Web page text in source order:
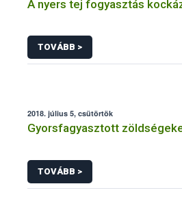
A nyers tej fogyasztás
TOVÁBB >
2018. július 5, csütörtök
Gyorsfagyasztott
TOVÁBB >